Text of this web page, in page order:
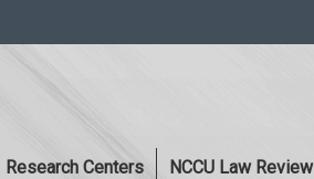
Research Centers NCCU Law Review